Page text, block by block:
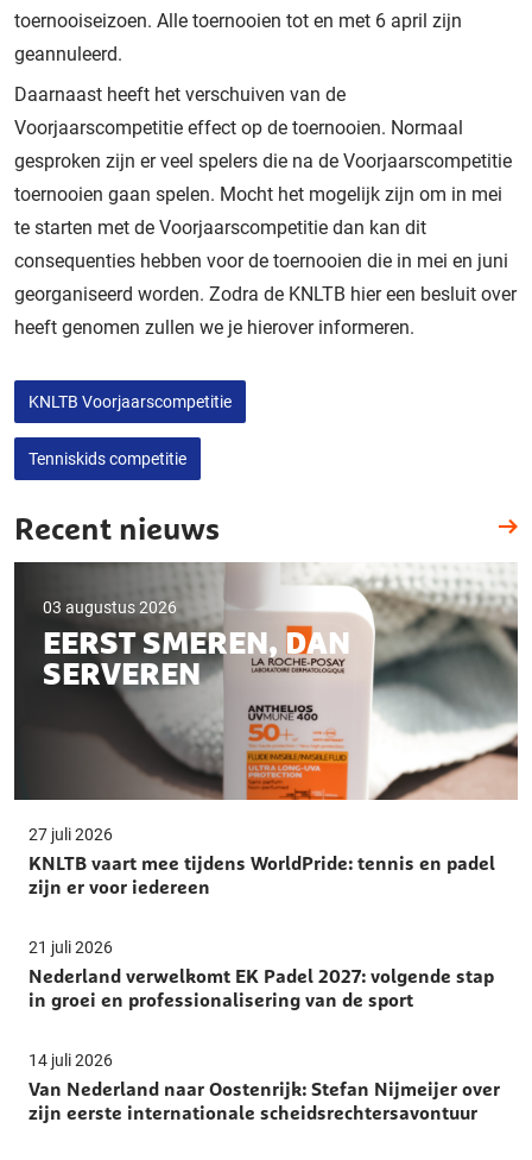
toernooiseizoen. Alle toernooien tot en met 6 april zijn
geannuleerd.
Daarnaast heeft het verschuiven van de
Voorjaarscompetitie effect op de toernooien. Normaal
gesproken zijn er veel spelers die na de Voorjaarscompetitie
toernooien gaan spelen. Mocht het mogelijk zijn om in mei
te starten met de Voorjaarscompetitie dan kan dit
consequenties hebben voor de toernooien die in mei en juni
georganiseerd worden. Zodra de KNLTB hier een besluit over
heeft genomen zullen we je hierover informeren.
KNLTB Voorjaarscompetitie
Tenniskids competitie
Recent nieuws
03 augustus 2026
EERST SMEREN, DAN
SERVEREN
27 juli 2026
KNLTB vaart mee tijdens WorldPride: tennis en padel
zijn er voor iedereen
21 juli 2026
Nederland verwelkomt EK Padel 2027: volgende stap
in groei en professionalisering van de sport
14 juli 2026
Van Nederland naar Oostenrijk: Stefan Nijmeijer over
zijn eerste internationale scheidsrechtersavontuur